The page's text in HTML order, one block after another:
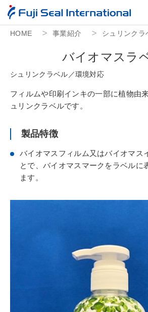
HOME 事業紹介 シュリンクラ
バイ オマ ス ラ
シ ュ リ ンク ラベル ／環境対応
フィルムや印刷インキの一部に植物由
ュリンクラベルです。
製品特徴
バイオマスフィルム又はバイオマス
とで、バイオマスマークをラベルに
ます。
サステナビリティ
採用情報
公益財団法人フジシール財団
個人情報保護方針